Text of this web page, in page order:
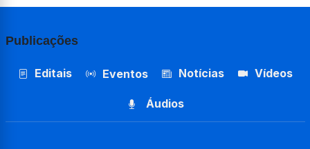
Publicações
Editais Eventos Notícias Vídeos
Áudios